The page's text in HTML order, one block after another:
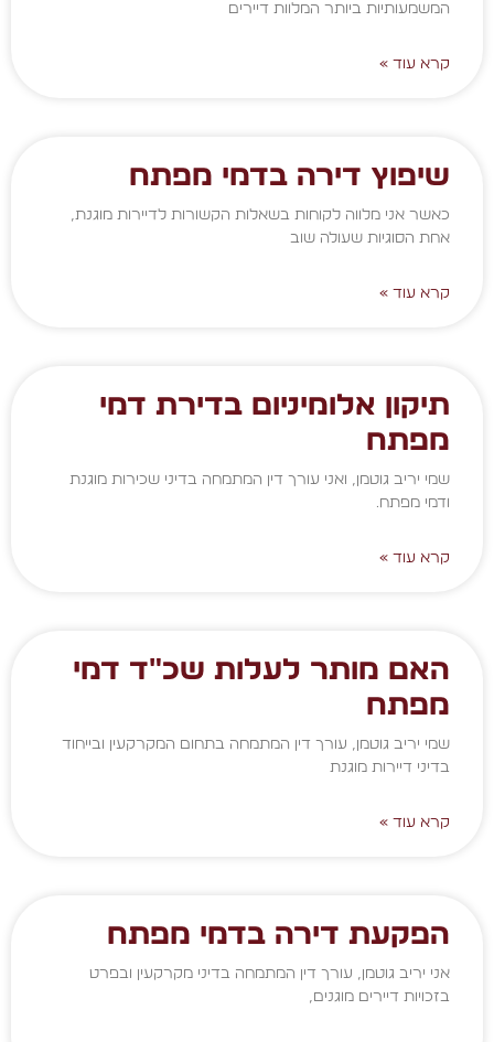
המשמעותיות ביותר המלוות דיירים
קרא עוד »
שיפוץ דירה בדמי מפתח
כאשר אני מלווה לקוחות בשאלות הקשורות לדיירות מוגנת,
אחת הסוגיות שעולה שוב
קרא עוד »
תיקון אלומיניום בדירת דמי
מפתח
שמי יריב גוטמן, ואני עורך דין המתמחה בדיני שכירות מוגנת
ודמי מפתח.
קרא עוד »
האם מותר לעלות שכ"ד דמי
מפתח
שמי יריב גוטמן, עורך דין המתמחה בתחום המקרקעין ובייחוד
בדיני דיירות מוגנת
קרא עוד »
הפקעת דירה בדמי מפתח
אני יריב גוטמן, עורך דין המתמחה בדיני מקרקעין ובפרט
בזכויות דיירים מוגנים,